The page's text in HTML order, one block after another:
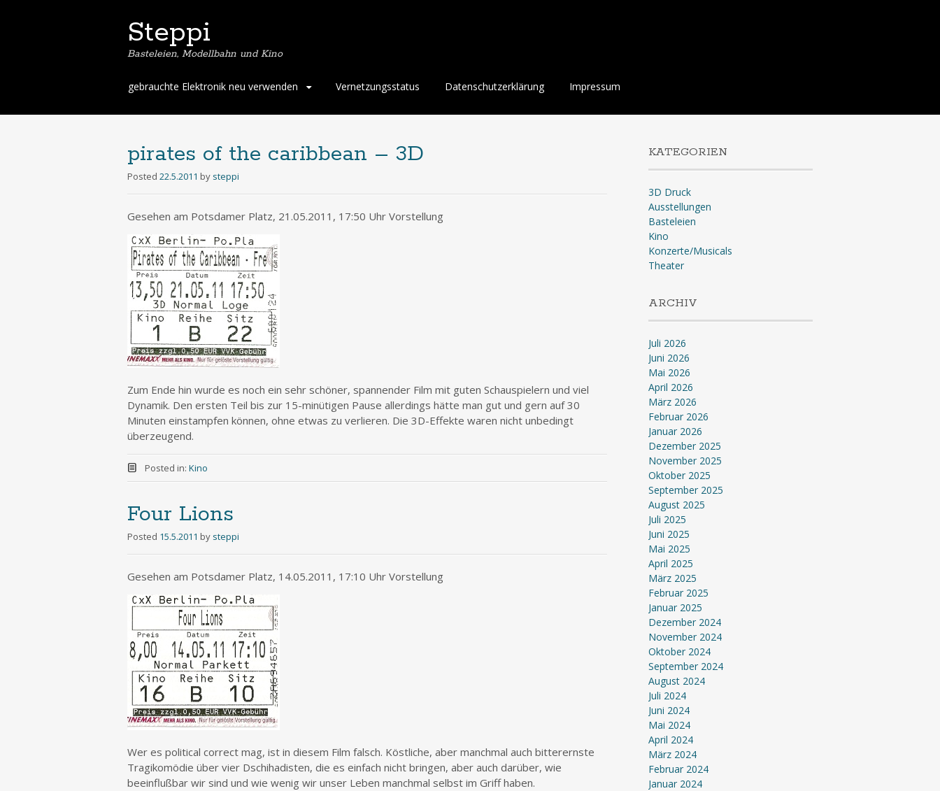
Steppi
Basteleien, Modellbahn und Kino
Skip
content
gebrauchte Elektronik neu verwenden Vernetzungsstatus Datenschutzerklärung Impressum
pirates of the caribbean – 3D
Posted 22.5.2011 by steppi
Gesehen am Potsdamer Platz, 21.05.2011, 17:50 Uhr Vorstellung
Zum Ende hin wurde es noch ein sehr schöner, spannender Film mit guten Schauspielern und viel
Dynamik. Den ersten Teil bis zur 15-minütigen Pause allerdings hätte man gut und gern auf 30
Minuten einstampfen können, ohne etwas zu verlieren. Die 3D-Effekte waren nicht unbedingt
überzeugend.
Posted in: Kino
Four Lions
Posted 15.5.2011 by steppi
Gesehen am Potsdamer Platz, 14.05.2011, 17:10 Uhr Vorstellung
Wer es political correct mag, ist in diesem Film falsch. Köstliche, aber manchmal auch bitterernste
Tragikomödie über vier Dschihadisten, die es einfach nicht bringen, aber auch darüber, wie
beeinflußbar wir sind und wie wenig wir unser Leben manchmal selbst im Griff haben.
KATEGORIEN
3D Druck
Ausstellungen
Basteleien
Kino
Konzerte/Musicals
Theater
ARCHIV
Juli 2026
Juni 2026
Mai 2026
April 2026
März 2026
Februar 2026
Januar 2026
Dezember 2025
November 2025
Oktober 2025
September 2025
August 2025
Juli 2025
Juni 2025
Mai 2025
April 2025
März 2025
Februar 2025
Januar 2025
Dezember 2024
November 2024
Oktober 2024
September 2024
August 2024
Juli 2024
Juni 2024
Mai 2024
April 2024
März 2024
Februar 2024
Januar 2024